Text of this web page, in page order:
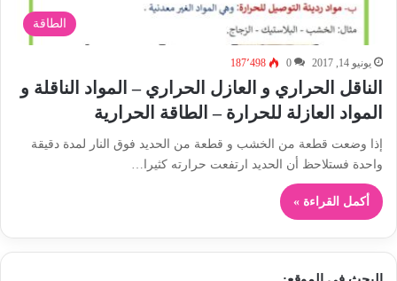
الطاقة
يونيو 14, 2017 0 187٬498
الناقل الحراري و العازل الحراري – المواد الناقلة و
المواد العازلة للحرارة – الطاقة الحرارية
إذا وضعت قطعة من الخشب و قطعة من الحديد فوق النار لمدة دقيقة
واحدة فستلاحظ أن الحديد ارتفعت حرارته كثيرا…
أكمل القراءة »